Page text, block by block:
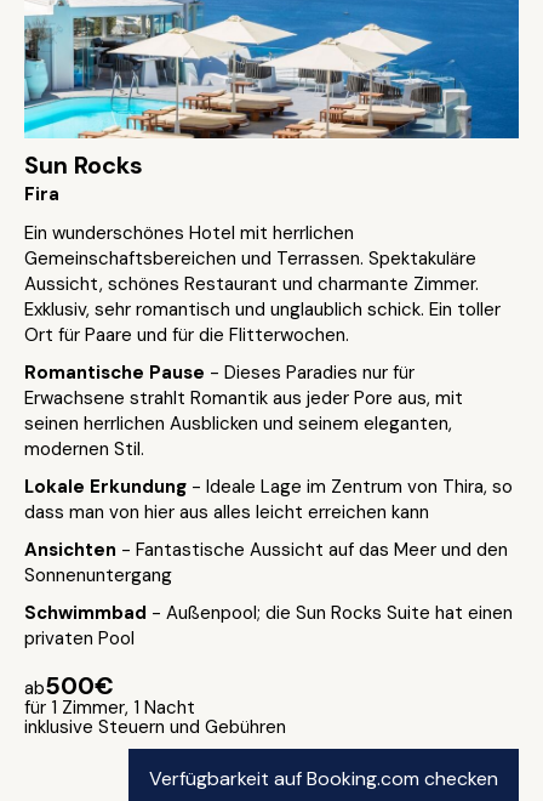
Sun Rocks
Fira
Ein wunderschönes Hotel mit herrlichen
Gemeinschaftsbereichen und Terrassen. Spektakuläre
Aussicht, schönes Restaurant und charmante Zimmer.
Exklusiv, sehr romantisch und unglaublich schick. Ein toller
Ort für Paare und für die Flitterwochen.
Romantische Pause - Dieses Paradies nur für
Erwachsene strahlt Romantik aus jeder Pore aus, mit
seinen herrlichen Ausblicken und seinem eleganten,
modernen Stil.
Lokale Erkundung - Ideale Lage im Zentrum von Thira, so
dass man von hier aus alles leicht erreichen kann
Ansichten - Fantastische Aussicht auf das Meer und den
Sonnenuntergang
Schwimmbad - Außenpool; die Sun Rocks Suite hat einen
privaten Pool
ab500€
für 1 Zimmer, 1 Nacht
inklusive Steuern und Gebühren
Verfügbarkeit auf Booking.com checken